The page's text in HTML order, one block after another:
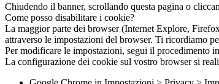
Chiudendo il banner, scrollando questa pagina o
Come posso disabilitare i cookie?
La maggior parte dei browser (Internet Explore,
attraverso le impostazioni del browser. Ti ricordiamo
Per modificare le impostazioni, segui il
La configurazione dei cookie sul vostro browser si